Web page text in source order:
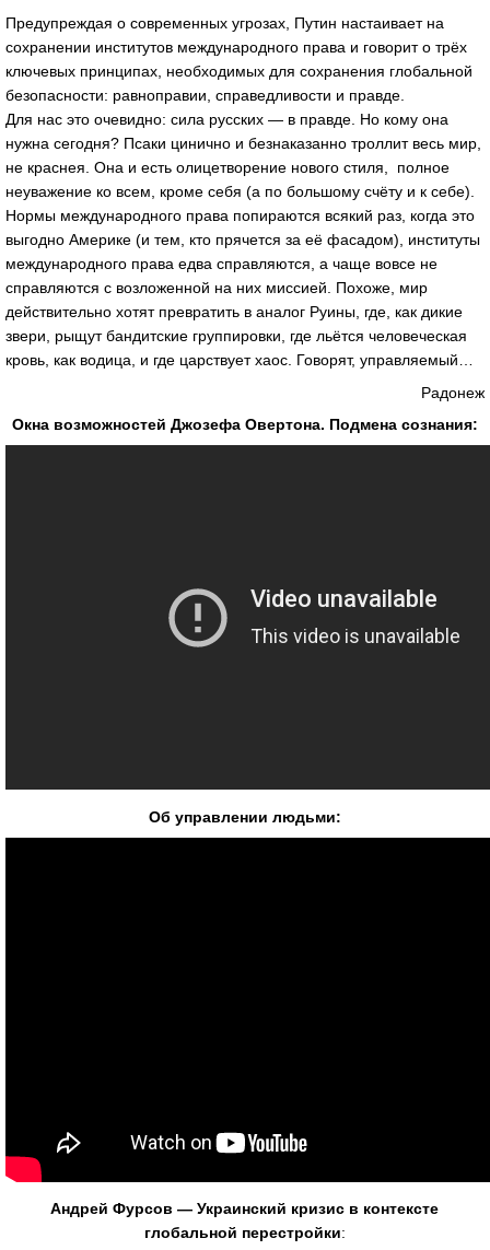
Предупреждая о современных угрозах, Путин настаивает на
сохранении институтов международного права и говорит о трёх
ключевых принципах, необходимых для сохранения глобальной
безопасности: равноправии, справедливости и правде.
Для нас это очевидно: сила русских — в правде. Но кому она
нужна сегодня? Псаки цинично и безнаказанно троллит весь мир,
не краснея. Она и есть олицетворение нового стиля, полное
неуважение ко всем, кроме себя (а по большому счёту и к себе).
Нормы международного права попираются всякий раз, когда это
выгодно Америке (и тем, кто прячется за её фасадом), институты
международного права едва справляются, а чаще вовсе не
справляются с возложенной на них миссией. Похоже, мир
действительно хотят превратить в аналог Руины, где, как дикие
звери, рыщут бандитские группировки, где льётся человеческая
кровь, как водица, и где царствует хаос. Говорят, управляемый…
Радонеж
Окна возможностей Джозефа Овертона. Подмена сознания:
Об управлении людьми:
Андрей Фурсов — Украинский кризис в контексте
глобальной перестройки: